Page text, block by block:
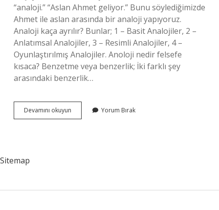
“analoji.” “Aslan Ahmet geliyor.” Bunu söylediğimizde
Ahmet ile aslan arasında bir analoji yapıyoruz.
Analoji kaça ayrılır? Bunlar; 1 – Basit Analojiler, 2 –
Anlatımsal Analojiler, 3 – Resimli Analojiler, 4 –
Oyunlaştırılmış Analojiler. Anoloji nedir felsefe
kısaca? Benzetme veya benzerlik; İki farklı şey
arasındaki benzerlik…
Devamını okuyun Sembolik
Analoji
Yorum Bırak
Sitemap